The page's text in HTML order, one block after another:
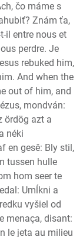
čo máme s
Znám ťa,
il entre nous et
perdre. Je
rebuked him,
And when the
out of him, and
mondván:
ördög azt a
néki
en gesê: Bly stil,
tussen hulle
hom seer te
Umĺkni a
vyšiel od
menaça, disant:
le jeta au milieu